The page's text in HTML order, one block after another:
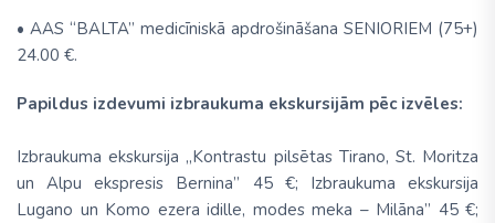
• AAS “BALTA” medicīniskā apdrošināšana SENIORIEM (75+)
24.00 €.
Papildus izdevumi izbraukuma ekskursijām pēc izvēles:
Izbraukuma ekskursija „Kontrastu pilsētas Tirano, St. Moritza
un Alpu ekspresis Bernina” 45 €; Izbraukuma ekskursija
Lugano un Komo ezera idille, modes meka – Milāna” 45 €;